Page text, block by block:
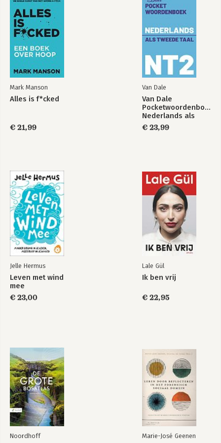
Alles is f*cked
Mark Manson
Alles is f*cked
€ 21,99
Van Dale
Van Dale
Pocketwoordenboek
Nederlands als
tweede taal (NT2)
€ 23,99
Jelle Hermus
Leven met wind
mee
€ 23,00
Lale Gül
Ik ben vrij
€ 22,95
Noordhoff Marie-José Geenen